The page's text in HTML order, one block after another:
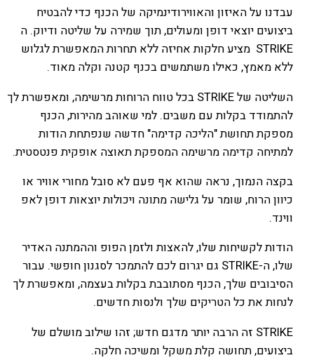
עבדנו על האיזון והאווירודינמיקה של הכנף כדי להבטיח
ביצועים יוצאי דופן ומעולים, תוך שמירה על שליטה ודיוק. ה
STRIKE מציע חלקות אחיזה ללא תחרות המאפשרת לגלוש
ללא מאמץ, כאילו משתמשים בכנף קטנה וקלה מאוד.
השליטה של STRIKE בכל טווח הרוחות מרשימה, ומאפשרת לך
להתמודד בקלות עם משבים. למי שאוהב מהירות, הכנף
מספקת תחושת "הליכה קדימה" חדשה שנפתחת הודות
למתיחה קדימה מרשימה המספקת תאוצה אופקית פנטסטית.
בקצה הנמוך, נראה שהוא אף פעם לא סובל מחורי אוויר או
כיוון הרוח, שומר על גלישה מתונה ויכולות יוצאות דופן לאפ
ווינד.
הודות לקשיחות שלו, להאצות ולזמן הפופ וההמתנה האדיר
שלו, ה-STRIKE גם יגרום לכם להתמכר לסגנון חופשי. עבור
הסיבובים שלך, הכנף מסתובבת בקלות בעצמה, ומאפשרת לך
לנחות את כל הטריקים שלך ולנסות חדשים.
STRIKE זה הרבה יותר מדגם חדש; זהו שילוב מושלם של
ביצועים, תחושה קלת משקל ומשיכה חלקה.